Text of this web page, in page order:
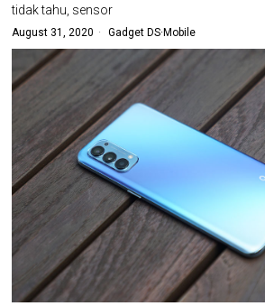
tidak tahu, sensor
August 31, 2020 Gadget DS· Mobile